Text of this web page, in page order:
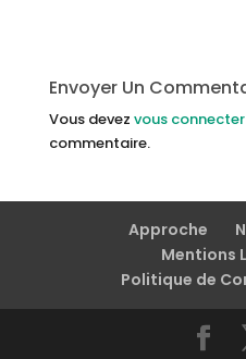
Envoyer Un
Vous devez vous connecter
commentaire.
Approche
Mentions
Politique de